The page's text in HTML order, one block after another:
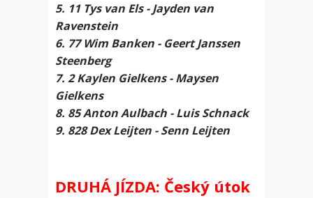
5. 11 Tys van Els - Jayden van
Ravenstein
6. 77 Wim Banken - Geert Janssen
Steenberg
7. 2 Kaylen Gielkens - Maysen
Gielkens
8. 85 Anton Aulbach - Luis Schnack
9. 828 Dex Leijten - Senn Leijten
DRUHÁ JÍZDA: Český útok